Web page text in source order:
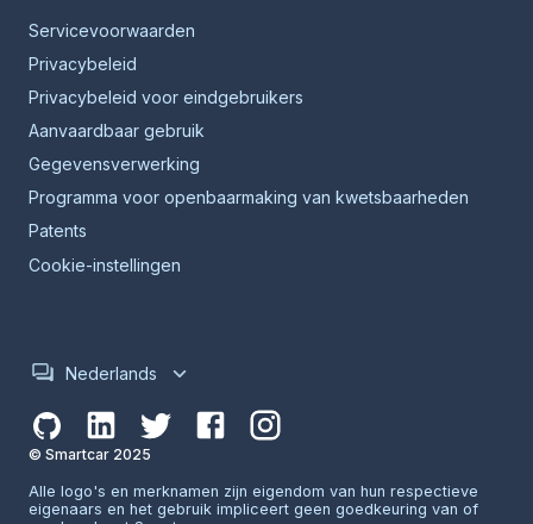
Servicevoorwaarden
Privacybeleid
Privacybeleid voor eindgebruikers
Aanvaardbaar gebruik
Gegevensverwerking
Programma voor openbaarmaking van kwetsbaarheden
Patents
Cookie-instellingen
Nederlands
© Smartcar 2025
Alle logo's en merknamen zijn eigendom van hun respectieve
eigenaars en het gebruik impliceert geen goedkeuring van of